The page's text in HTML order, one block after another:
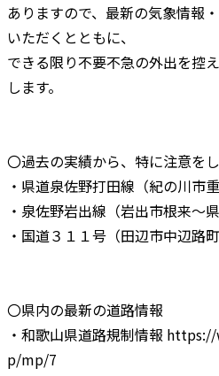
ありますので、最新の気象情報
いただくとともに、
できる限り不要不急の外出を控
します。
〇過去の実績から、特に注意を
・県道泉佐野打田線（紀の川市重
・泉佐野岩出線（岩出市根来～県
・国道３１１号（田辺市中辺路
〇県内の最新の道路情報
・和歌山県道路規制情報
p/mp/7